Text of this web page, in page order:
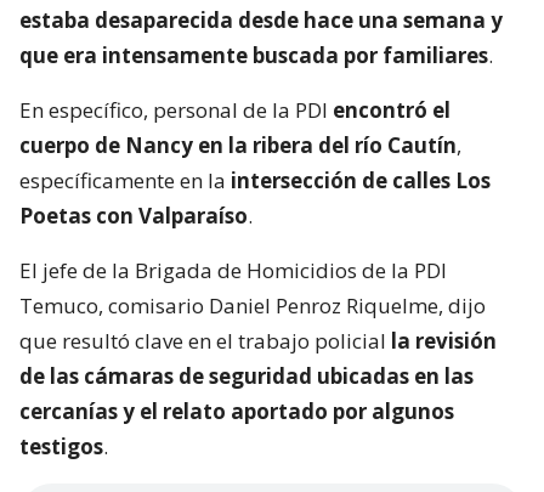
estaba desaparecida desde hace una semana y
que era intensamente buscada por familiares.
En específico, personal de la PDI encontró el
cuerpo de Nancy en la ribera del río Cautín,
específicamente en la intersección de calles Los
Poetas con Valparaíso.
El jefe de la Brigada de Homicidios de la PDI
Temuco, comisario Daniel Penroz Riquelme, dijo
que resultó clave en el trabajo policial la revisión
de las cámaras de seguridad ubicadas en las
cercanías y el relato aportado por algunos
testigos.